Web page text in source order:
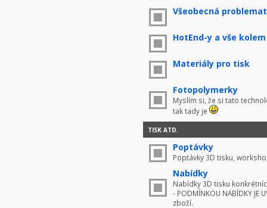
Všeobecná
HotEnd-y a vše kolem
Materiály pro tisk
Fotopolymerky
Myslím si, že si tato
tak tady je
TISK ATD.
Poptávky
Poptávky 3D tisku,
Nabídky
Nabídky 3D tisku
- PODMÍNKOU NABÍDKY JE
zboží.